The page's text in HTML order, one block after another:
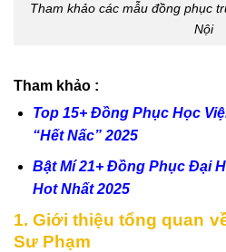
Tham khảo các mẫu đồng phục
Nội
Tham khảo :
Top 15+ Đồng Phục Học
“Hết Nấc” 2025
Bật Mí 21+ Đồng Phục Đại
Hot Nhất 2025
1. Giới thiệu tổng quan
Sư Phạm